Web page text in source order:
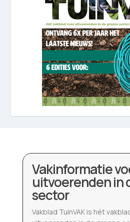
Vakinformatie
uitvoerenden in
sector
Vakblad TuinVAK is hét